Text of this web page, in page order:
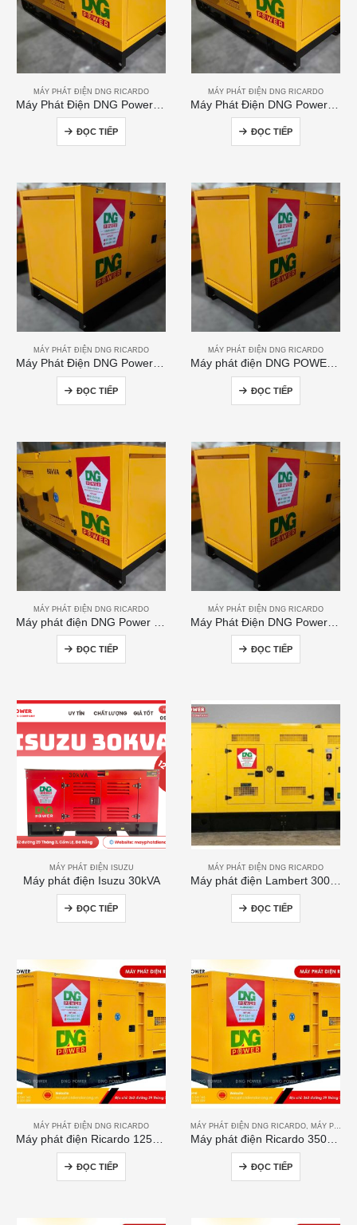
MÁY PHÁT ĐIỆN DNG RICARDO
ĐỌC TIẾP
MÁY PHÁT ĐIỆN DNG RICARDO
ĐỌC TIẾP
MÁY PHÁT ĐIỆN DNG RICARDO
Máy Phát Điện DNG Power 200kVA
ĐỌC TIẾP
MÁY PHÁT ĐIỆN DNG RICARDO
Máy phát điện DNG POWER 50kVA
ĐỌC TIẾP
MÁY PHÁT ĐIỆN DNG RICARDO
ĐỌC TIẾP
MÁY PHÁT ĐIỆN DNG RICARDO
ĐỌC TIẾP
MÁY PHÁT ĐIỆN ISUZU
Máy phát điện Isuzu 30kVA
ĐỌC TIẾP
MÁY PHÁT ĐIỆN DNG RICARDO
ĐỌC TIẾP
MÁY PHÁT ĐIỆN DNG RICARDO
Máy phát điện Ricardo 125kVA
ĐỌC TIẾP
MÁY PHÁT ĐIỆN DNG RICARDO, MÁY PHÁT ĐIỆN RICARDO
Máy phát điện Ricardo 350KVA
ĐỌC TIẾP